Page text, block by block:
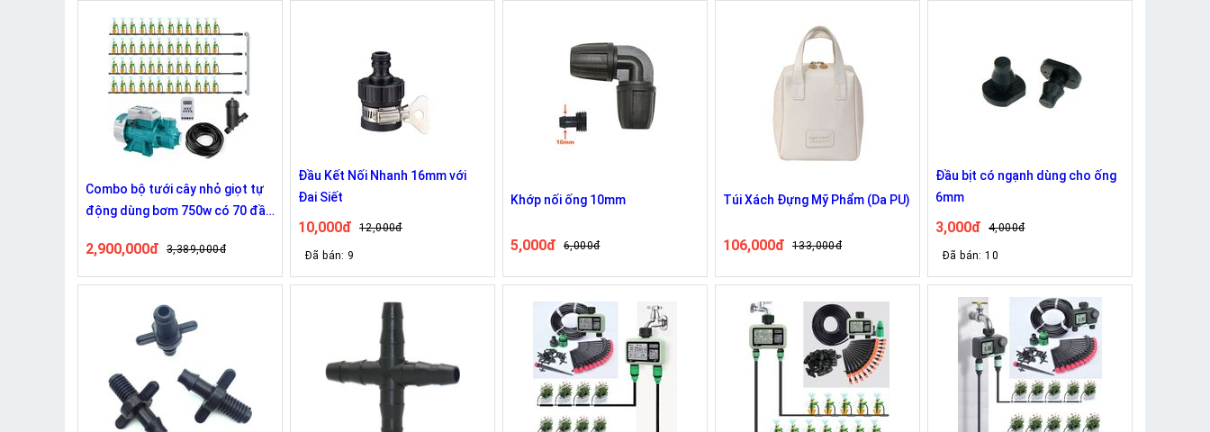
Combo bộ tưới cây nhỏ giọt tự
động dùng bơm 750w có 70 đầu
2,900,000đ 3,389,000đ
Đầu Kết Nối Nhanh 16mm với
Đai Siết
10,000đ 12,000đ
Đã bán: 9
Khớp nối ống 10mm
5,000đ 6,000đ
Túi Xách Đựng Mỹ Phẩm (Da PU)
106,000đ 133,000đ
Đầu bịt có ngạnh dùng cho ống
6mm
3,000đ 4,000đ
Đã bán: 10